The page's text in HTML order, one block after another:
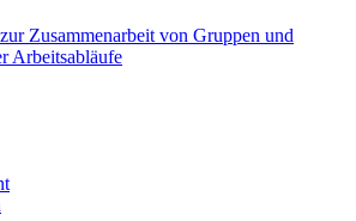
Zusammenarbeit von Gruppen und
Arbeitsabläufe